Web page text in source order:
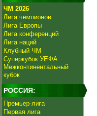
ЧМ 2026
Лига чемпионов
Лига Европы
Лига конференций
Лига наций
Клубный ЧМ
Суперкубок УЕФА
Межконтинентальный
кубок
РОССИЯ:
Премьер-лига
Первая лига